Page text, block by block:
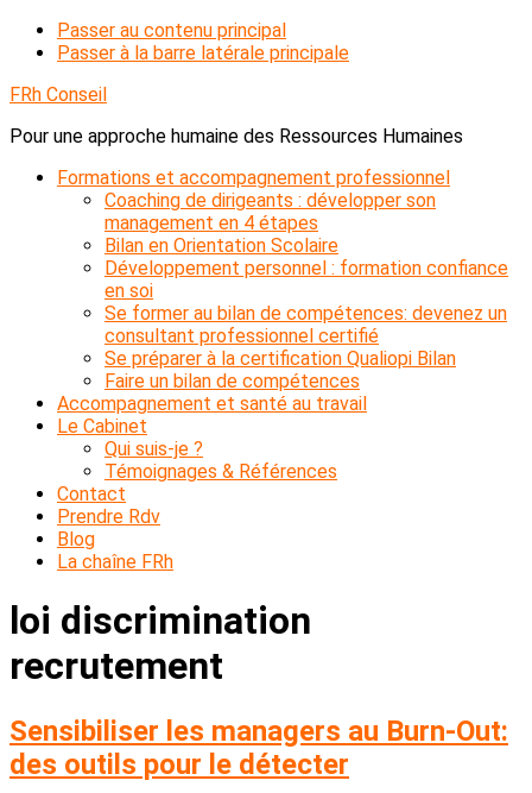
Passer au contenu principal
Passer à la barre latérale principale
FRh Conseil
Pour une approche humaine des Ressources Humaines
Formations et accompagnement professionnel
Coaching de dirigeants : développer son
management en 4 étapes
Bilan en Orientation Scolaire
Développement personnel : formation confiance
en soi
Se former au bilan de compétences: devenez un
consultant professionnel certifié
Se préparer à la certification Qualiopi Bilan
Faire un bilan de compétences
Accompagnement et santé au travail
Le Cabinet
Qui suis-je ?
Témoignages & Références
Contact
Prendre Rdv
Blog
La chaîne FRh
loi discrimination
recrutement
Sensibiliser les managers au Burn-Out:
des outils pour le détecter